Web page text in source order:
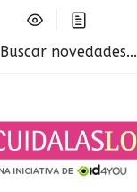
Buscar novedades...